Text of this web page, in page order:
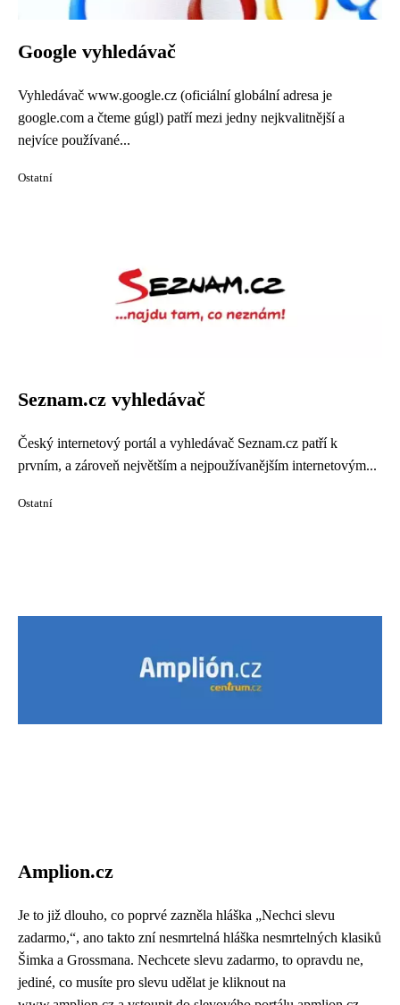
Google vyhledávač
Vyhledávač www.google.cz (oficiální globální adresa je
google.com a čteme gúgl) patří mezi jedny nejkvalitnější a
nejvíce používané...
Ostatní
Seznam.cz vyhledávač
Český internetový portál a vyhledávač Seznam.cz patří k
prvním, a zároveň největším a nejpoužívanějším internetovým...
Ostatní
Amplion.cz
Je to již dlouho, co poprvé zazněla hláška „Nechci slevu
zadarmo,“, ano takto zní nesmrtelná hláška nesmrtelných klasiků
Šimka a Grossmana. Nechcete slevu zadarmo, to opravdu ne,
jediné, co musíte pro slevu udělat je kliknout na